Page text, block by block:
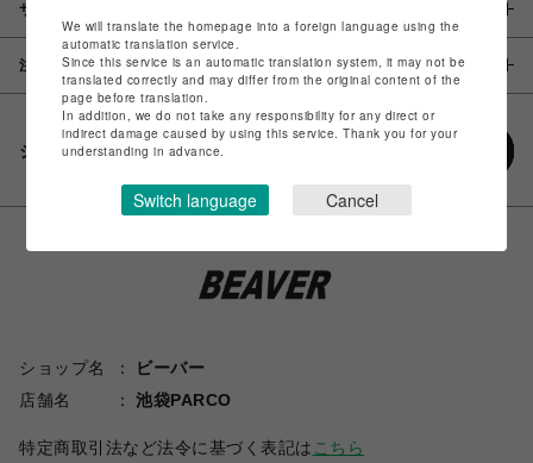
サイズ
注意事項
シェアする
ショップ名
ビーバー
店舗名
池袋PARCO
特定商取引法など法令に基づく表記は こちら
We will translate the homepage into a foreign language using the
automatic translation service.
Since this service is an automatic translation system, it may not be
translated correctly and may differ from the original content of the
page before translation.
In addition, we do not take any responsibility for any direct or
indirect damage caused by using this service. Thank you for your
understanding in advance.
Switch language Cancel